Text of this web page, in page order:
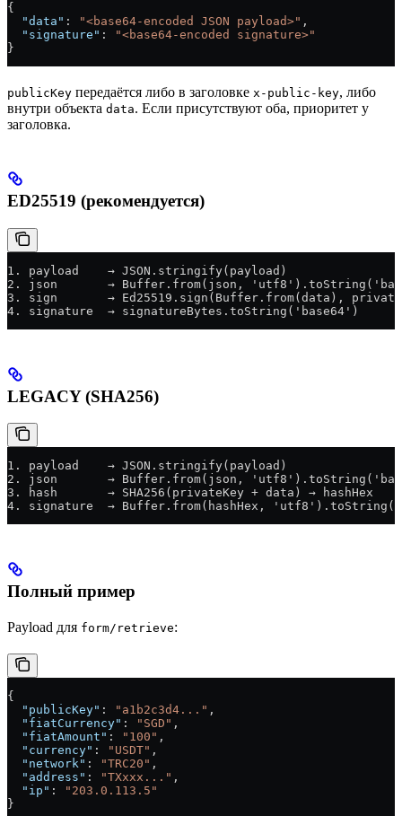
{
  "data"
: "<base64-encoded JSON payload>" ,
  "signature"
:
"<base64-encoded signature>"
}
publicKey передаётся либо в заголовке x-public-key, либо
внутри объекта data. Если присутствуют оба, приоритет у
заголовка.
ED25519 (рекомендуется)
1. payload    → JSON.stringify(payload)
2. json       → Buffer.from(json,
3. sign       → Ed25519.sign(Buffer.from(data),
4. signature  → signatureBytes.toString('base64')
LEGACY (SHA256)
1. payload    → JSON.stringify(payload)
2. json       → Buffer.from(json,
3. hash       → SHA256(privateKey + data) → hashHex
4. signature  → Buffer.from(hashHex,
Полный пример
Payload для form/retrieve:
{
  "publicKey"
: "a1b2c3d4..." ,
  "fiatCurrency"
: "SGD" ,
  "fiatAmount"
: "100" ,
  "currency"
: "USDT" ,
  "network"
: "TRC20" ,
  "address"
: "TXxxx..." ,
  "ip"
:
"203.0.113.5"
}